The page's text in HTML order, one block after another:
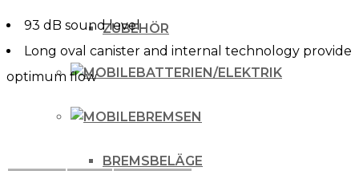
ZUBEHÖR
BATTERIEN/ELEKTRIK
BREMSEN
BREMSBELÄGE
93 dB sound level
Long oval canister and internal technology provide
optimum flow